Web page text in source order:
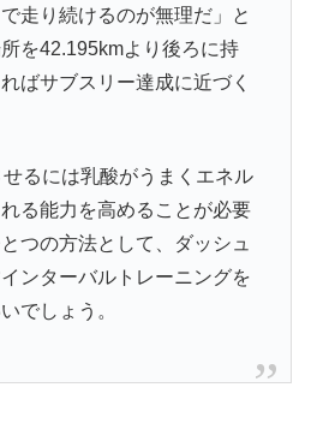
走り続けるのが無理だ」と
を42.195kmより後ろに持
ばサブスリー達成に近づく
せるには乳酸がうまくエネル
る能力を高めることが必要
つの方法として、ダッシュ
ンターバルトレーニングを
でしょう。